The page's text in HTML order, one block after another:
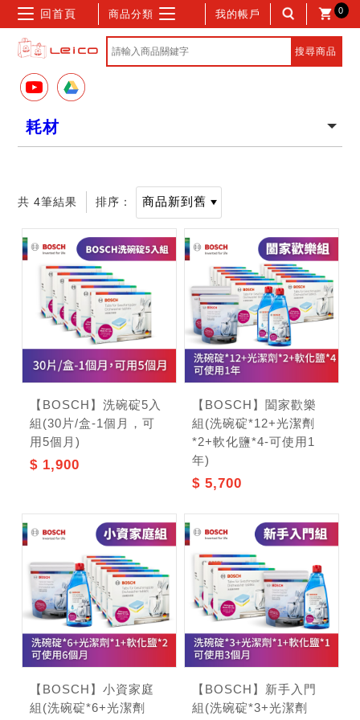
回首頁 商品分類 我的帳戶 0
耗材
共 4筆結果 排序：
【BOSCH】洗碗碇5入
組(30片/盒-1個月，可
用5個月)
$ 1,900
【BOSCH】闔家歡樂
組(洗碗碇*12+光潔劑
*2+軟化鹽*4-可使用1
年)
$ 5,700
【BOSCH】小資家庭
組(洗碗碇*6+光潔劑
【BOSCH】新手入門
組(洗碗碇*3+光潔劑